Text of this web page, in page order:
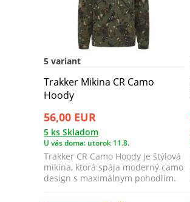
5 variant
Trakker Mikina CR Camo
Hoody
56,00 EUR
5 ks Skladom
U vás doma: utorok 11.8.
Trakker CR Camo Hoody je štýlová
mikina, ktorá spája moderný camo
design s maximálnym pohodlím.